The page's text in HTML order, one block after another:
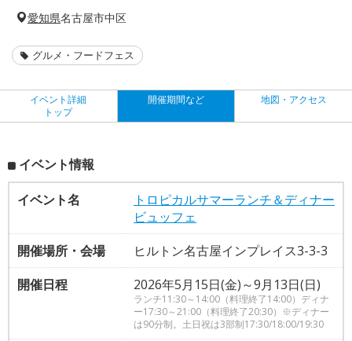
愛知県名古屋市中区
グルメ・フードフェス
イベント詳細
トップ
開催期間など 地図・アクセス
イベント情報
イベント名
トロピカルサマーランチ＆ディナー
ビュッフェ
開催場所・会場
ヒルトン名古屋インプレイス3-3-3
開催日程
2026年5月15日(金)～9月13日(日)
ランチ11:30～14:00（料理終了14:00）ディナ
ー17:30～21:00（料理終了20:30）※ディナー
は90分制。土日祝は3部制17:30/18:00/19:30